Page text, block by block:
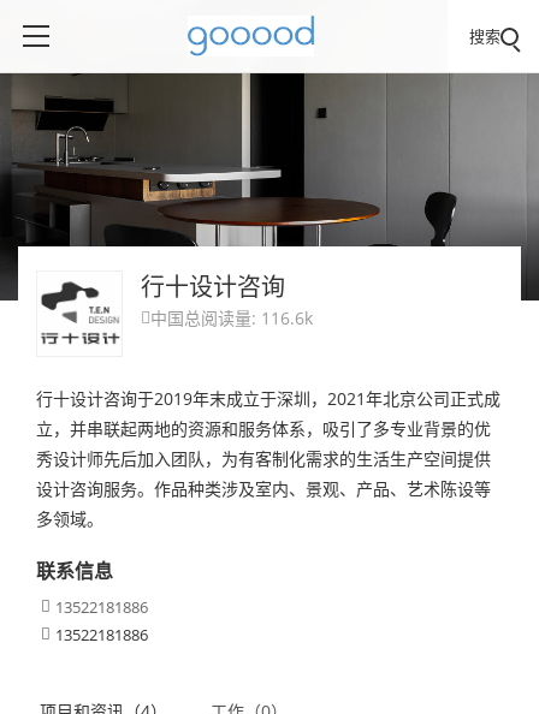
搜索
行十设计咨询
 中国总阅读量: 116.6k
行十设计咨询于2019年末成立于深圳，2021年北京公司正式成
立，并串联起两地的资源和服务体系，吸引了多专业背景的优
秀设计师先后加入团队，为有客制化需求的生活生产空间提供
设计咨询服务。作品种类涉及室内、景观、产品、艺术陈设等
多领域。
联系信息
 13522181886
 13522181886